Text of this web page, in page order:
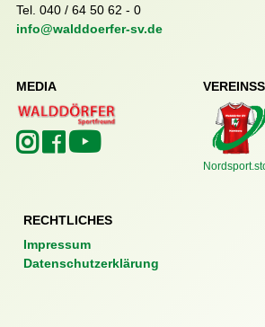
Tel. 040 / 64 50 62 - 0
info@walddoerfer-sv.de
MEDIA
RECHTLICHES
Impressum
Datenschutzerklärung